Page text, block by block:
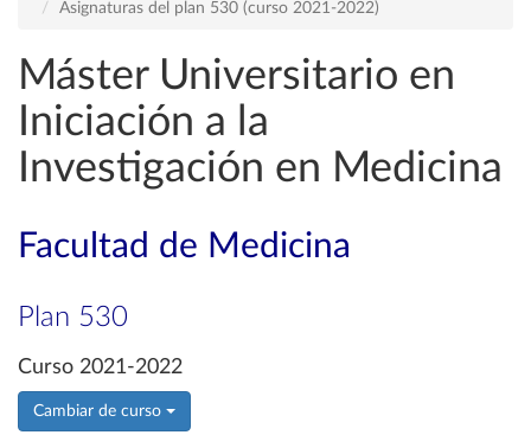
Asignaturas del plan 530 (curso 2021-2022)
Máster Universitario en
Iniciación a la
Investigación en Medicina
Facultad de Medicina
Plan 530
Curso 2021-2022
Cambiar de curso